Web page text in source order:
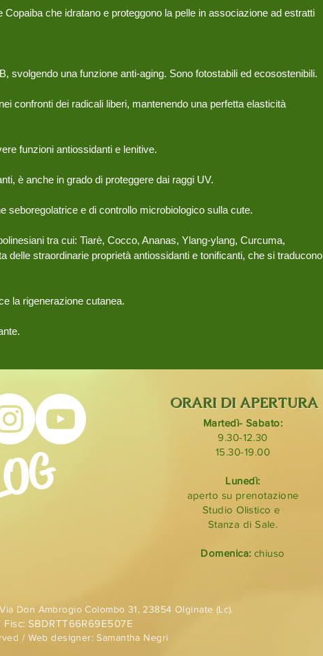
che idratano e proteggono la pelle in associazione ad estratti
svolgendo una funzione anti-aging. Sono fotostabili ed ecosostenibili.
confronti dei radicali liberi, mantenendo una perfetta elasticità
funzioni antiossidanti e lenitive.
è anche in grado di proteggere dai raggi UV.
seboregolatrice e di controllo microbiologico sulla cute.
tra cui: Tiarè, Cocco, Ananas, Ylang-ylang, Curcuma,
straordinarie proprietà antiossidanti e tonificanti, che si traducono
la rigenerazione cutanea.
ORARI DI APERTURA
Martedì- Sabato:
9.30-12.30
15.30-19.00
Lunedì:
aperto su prenotazione
Studio Olistico e
Stanza di Sale.
Domenica: chiuso
Don Ambrogio Colombo 31, 23854 Olginate (Lc).
Fisc: SBDRTT66R69E507E
/ Web designer: Samantha Negri